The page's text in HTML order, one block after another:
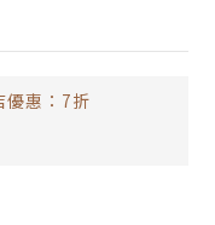
優惠：7折